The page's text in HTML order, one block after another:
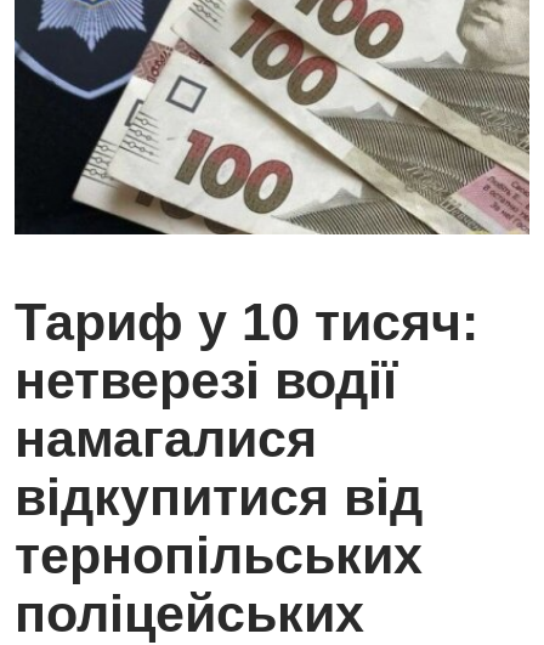
Тариф у 10 тисяч:
нетверезі водії
намагалися
відкупитися від
тернопільських
поліцейських